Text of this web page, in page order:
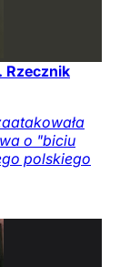
Rzecznik
o "biciu
polskiego